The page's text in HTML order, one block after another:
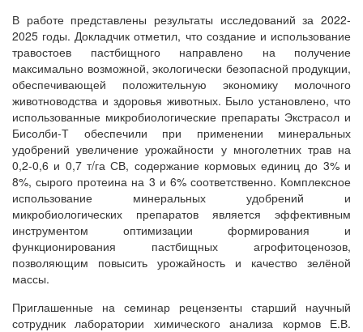
В работе представлены результаты исследований за 2022-
2025 годы. Докладчик отметил, что создание и использование
травостоев пастбищного направлено на получение
максимально возможной, экологически безопасной продукции,
обеспечивающей положительную экономику молочного
животноводства и здоровья животных. Было установлено, что
использованные микробиологические препараты Экстрасол и
Бисолби-Т обеспечили при применении минеральных
удобрений увеличение урожайности у многолетних трав на
0,2-0,6 и 0,7 т/га СВ, содержание кормовых единиц до 3% и
8%, сырого протеина на 3 и 6% соответственно. Комплексное
использование минеральных удобрений и
микробиологических препаратов является эффективным
инструментом оптимизации формирования и
функционирования пастбищных агрофитоценозов,
позволяющим повысить урожайность и качество зелёной
массы.
Приглашенные на семинар рецензенты старший научный
сотрудник лаборатории химического анализа кормов Е.В.